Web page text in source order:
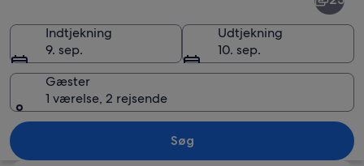
En lysthavn med en hvid båd ved
Indtjekning
9. sep.
Udtjekning
10. sep.
Gæster
1 værelse, 2 rejsende
Søg